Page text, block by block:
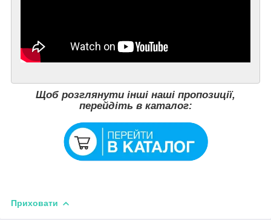
Щоб розглянути інші наші пропозиції,
перейдіть в каталог:
Приховати